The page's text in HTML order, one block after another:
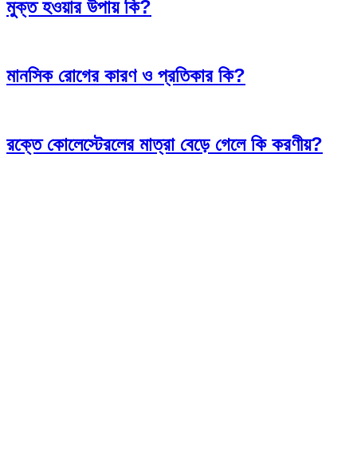
মুক্ত হওয়ার উপায় কি?
মানসিক রোগের কারণ ও প্রতিকার কি?
রক্তে কোলেস্টেরলের মাত্রা বেড়ে গেলে কি করণীয়?